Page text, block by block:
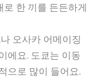
한 끼를 든든하게
나 오사카 어메이징
에요. 도쿄는 이동
으로 많이 들어요.